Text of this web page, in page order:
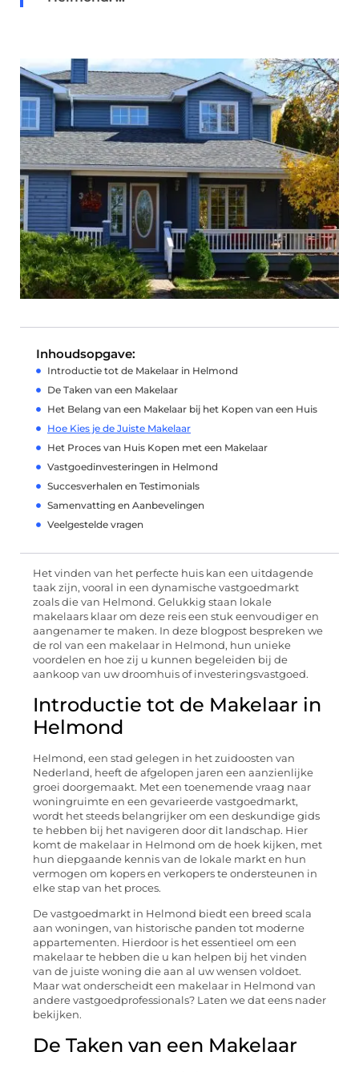
Inhoudsopgave:
Introductie tot de Makelaar in Helmond
De Taken van een Makelaar
Het Belang van een Makelaar bij het Kopen van een Huis
Hoe Kies je de Juiste Makelaar
Het Proces van Huis Kopen met een Makelaar
Vastgoedinvesteringen in Helmond
Succesverhalen en Testimonials
Samenvatting en Aanbevelingen
Veelgestelde vragen
Het vinden van het perfecte huis kan een uitdagende
taak zijn, vooral in een dynamische vastgoedmarkt
zoals die van Helmond. Gelukkig staan lokale
makelaars klaar om deze reis een stuk eenvoudiger en
aangenamer te maken. In deze blogpost bespreken we
de rol van een makelaar in Helmond, hun unieke
voordelen en hoe zij u kunnen begeleiden bij de
aankoop van uw droomhuis of investeringsvastgoed.
Introductie tot de Makelaar in
Helmond
Helmond, een stad gelegen in het zuidoosten van
Nederland, heeft de afgelopen jaren een aanzienlijke
groei doorgemaakt. Met een toenemende vraag naar
woningruimte en een gevarieerde vastgoedmarkt,
wordt het steeds belangrijker om een deskundige gids
te hebben bij het navigeren door dit landschap. Hier
komt de makelaar in Helmond om de hoek kijken, met
hun diepgaande kennis van de lokale markt en hun
vermogen om kopers en verkopers te ondersteunen in
elke stap van het proces.
De vastgoedmarkt in Helmond biedt een breed scala
aan woningen, van historische panden tot moderne
appartementen. Hierdoor is het essentieel om een
makelaar te hebben die u kan helpen bij het vinden
van de juiste woning die aan al uw wensen voldoet.
Maar wat onderscheidt een makelaar in Helmond van
andere vastgoedprofessionals? Laten we dat eens nader
bekijken.
De Taken van een Makelaar